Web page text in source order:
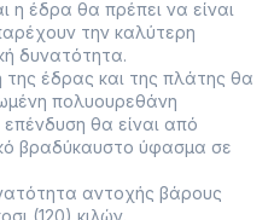
η έδρα θα πρέπει να είναι
την καλύτερη
δυνατότητα.
της έδρας και της πλάτης θα
πολυουρεθάνη
θα είναι από
βραδύκαυστο ύφασμα σε
αντοχής βάρους